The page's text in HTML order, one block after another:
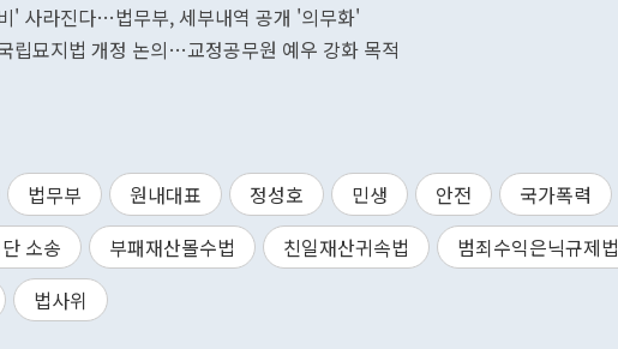
' 사라진다…법무부, 세부내역 공개 '의무화'
립묘지법 개정 논의…교정공무원 예우 강화 목적
법무부 원내대표 정성호 민생 안전
국가폭력
소송 부패재산몰수법 친일재산귀속법
범죄수익은닉규제법
법사위